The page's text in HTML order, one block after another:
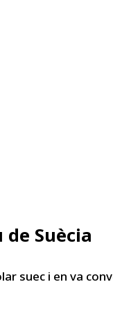
Suècia
suec i en va